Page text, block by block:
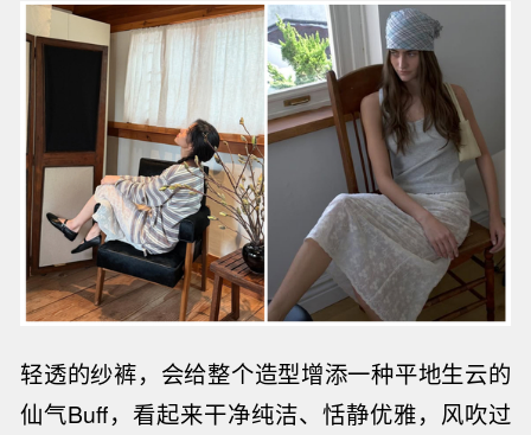
轻透的纱裤，会给整个造型增添一种平地生云的
仙气Buff，看起来干净纯洁、恬静优雅，风吹过